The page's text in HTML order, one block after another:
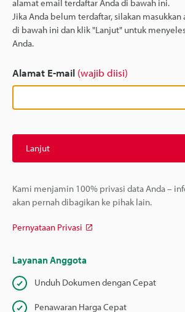
alamat email terdaftar Anda di bawah ini.
Jika Anda belum terdaftar, silakan
di bawah ini dan klik "Lanjut" untuk
Anda.
Alamat E-mail (wajib diisi)
Lanjut
Kami menjamin 100% privasi data Anda –
akan pernah dibagikan ke pihak lain.
Pernyataan Privasi
Layanan Anggota
Unduh Dokumen dengan Cepat
Penawaran Harga Cepat